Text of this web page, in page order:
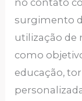
no contato
surgimento
utilização de
como
educação,